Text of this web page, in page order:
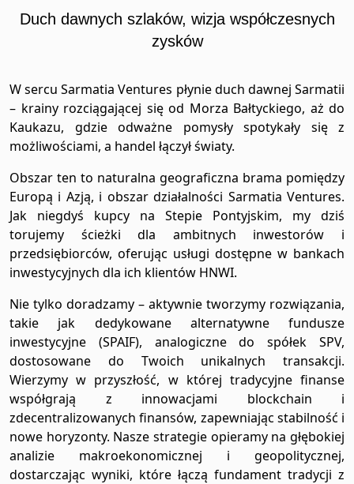
Duch dawnych szlaków, wizja współczesnych
zysków
W sercu Sarmatia Ventures płynie duch dawnej Sarmatii
– krainy rozciągającej się od Morza Bałtyckiego, aż do
Kaukazu, gdzie odważne pomysły spotykały się z
możliwościami, a handel łączył światy.
Obszar ten to naturalna geograficzna brama pomiędzy
Europą i Azją, i obszar działalności Sarmatia Ventures.
Jak niegdyś kupcy na Stepie Pontyjskim, my dziś
torujemy ścieżki dla ambitnych inwestorów i
przedsiębiorców, oferując usługi dostępne w bankach
inwestycyjnych dla ich klientów HNWI.
Nie tylko doradzamy – aktywnie tworzymy rozwiązania,
takie jak dedykowane alternatywne fundusze
inwestycyjne (SPAIF), analogiczne do spółek SPV,
dostosowane do Twoich unikalnych transakcji.
Wierzymy w przyszłość, w której tradycyjne finanse
współgrają z innowacjami blockchain i
zdecentralizowanych finansów, zapewniając stabilność i
nowe horyzonty. Nasze strategie opieramy na głębokiej
analizie makroekonomicznej i geopolitycznej,
dostarczając wyniki, które łączą fundament tradycji z